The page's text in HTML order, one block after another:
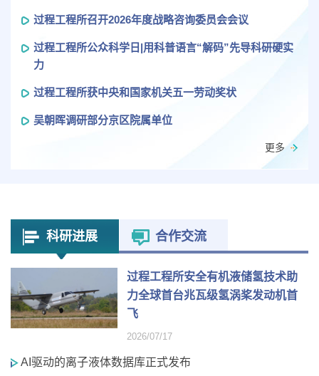
过程工程所召开2026年度战略咨询委员会会议
过程工程所公众科学日|用科普语言“解码”先导科研硬实
力
过程工程所获中央和国家机关五一劳动奖状
吴朝晖调研部分京区院属单位
更多
科研进展 合作交流
过程工程所安全有机液储氢技术助
力全球首台兆瓦级氢涡桨发动机首
飞
2026/07/17
AI驱动的离子液体数据库正式发布